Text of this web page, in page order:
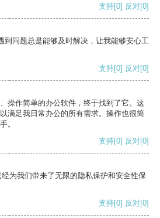
支持[0] 反对[0]
到问题总是能够及时解决，让我能够安心工
支持[0] 反对[0]
操作简单的办公软件，终于找到了它。这
满足我日常办公的所有需求。操作也很简
。
支持[0] 反对[0]
为我们带来了无限的隐私保护和安全性保
支持[0] 反对[0]